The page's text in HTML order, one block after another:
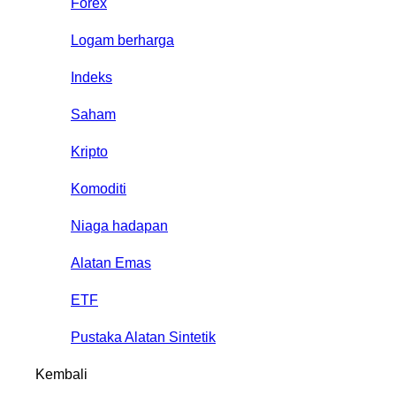
Forex
Logam berharga
Indeks
Saham
Kripto
Komoditi
Niaga hadapan
Alatan Emas
ETF
Pustaka Alatan Sintetik
Kembali